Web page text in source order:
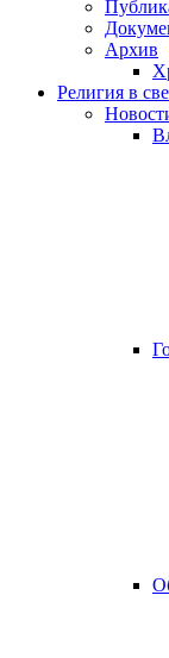
Архив
Религия в